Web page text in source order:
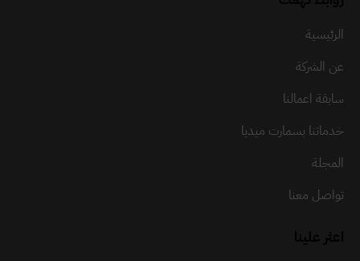
الرئيسية
عن الشركة
سابقة اعمالنا
خدماتنا بسمارت ميديا
المجلة
تواصل معنا